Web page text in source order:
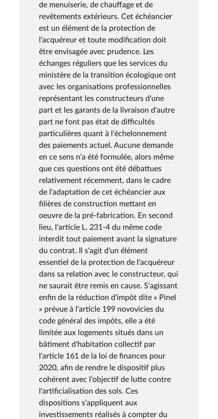
de menuiserie, de chauffage et de
revêtements extérieurs. Cet échéancier
est un élément de la protection de
l'acquéreur et toute modification doit
être envisagée avec prudence. Les
échanges réguliers que les services du
ministère de la transition écologique ont
avec les organisations professionnelles
représentant les constructeurs d'une
part et les garants de la livraison d'autre
part ne font pas état de difficultés
particulières quant à l'échelonnement
des paiements actuel. Aucune demande
en ce sens n'a été formulée, alors même
que ces questions ont été débattues
relativement récemment, dans le cadre
de l'adaptation de cet échéancier aux
filières de construction mettant en
oeuvre de la pré-fabrication. En second
lieu, l'article L. 231-4 du même code
interdit tout paiement avant la signature
du contrat. Il s'agit d'un élément
essentiel de la protection de l'acquéreur
dans sa relation avec le constructeur, qui
ne saurait être remis en cause. S'agissant
enfin de la réduction d'impôt dite « Pinel
» prévue à l'article 199 novovicies du
code général des impôts, elle a été
limitée aux logements situés dans un
bâtiment d'habitation collectif par
l'article 161 de la loi de finances pour
2020, afin de rendre le dispositif plus
cohérent avec l'objectif de lutte contre
l'artificialisation des sols. Ces
dispositions s'appliquent aux
investissements réalisés à compter du